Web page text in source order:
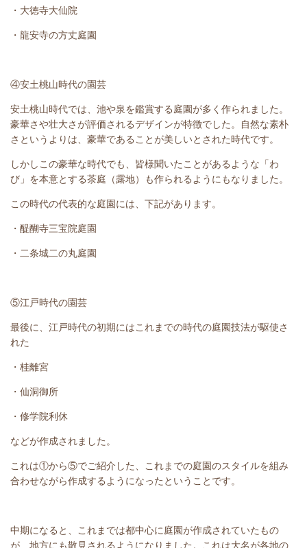
・大徳寺大仙院
・龍安寺の方丈庭園
④安土桃山時代の園芸
安土桃山時代では、池や泉を鑑賞する庭園が多く作られました。
豪華さや壮大さが評価されるデザインが特徴でした。自然な素朴
さというよりは、豪華であることが美しいとされた時代です。
しかしこの豪華な時代でも、皆様聞いたことがあるような「わ
び」を本意とする茶庭（露地）も作られるようにもなりました。
この時代の代表的な庭園には、下記があります。
・醍醐寺三宝院庭園
・二条城二の丸庭園
⑤江戸時代の園芸
最後に、江戸時代の初期にはこれまでの時代の庭園技法が駆使さ
れた
・桂離宮
・仙洞御所
・修学院利休
などが作成されました。
これは①から⑤でご紹介した、これまでの庭園のスタイルを組み
合わせながら作成するようになったということです。
中期になると、これまでは都中心に庭園が作成されていたもの
が、地方にも散見されるようになりました。これは大名が各地の